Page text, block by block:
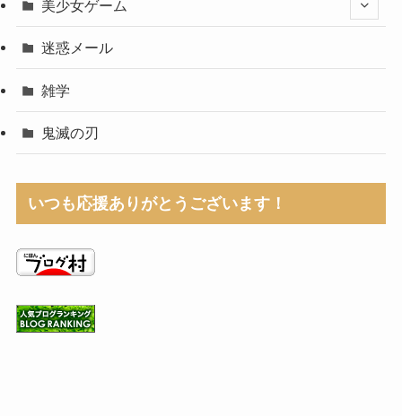
美少女ゲーム
迷惑メール
雑学
鬼滅の刃
いつも応援ありがとうございます！